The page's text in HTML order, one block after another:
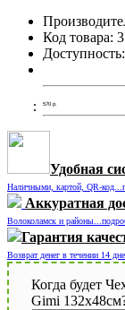
Код товара:
Доступность:
570 р.
Удобная
Наличными, картой, QR-
Аккуратная
Волоколамск и
Гарантия
Возврат денег в течении 14
Когда будет
Gimi